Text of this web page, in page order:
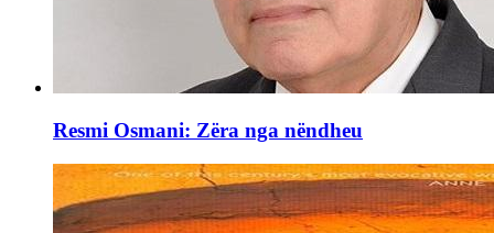
Resmi Osmani: Zëra nga nëndheu